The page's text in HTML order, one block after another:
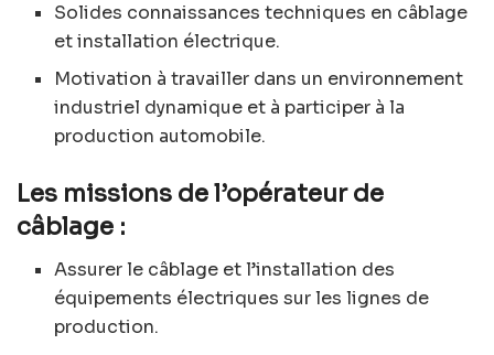
Solides connaissances techniques en câblage
et installation électrique.
Motivation à travailler dans un environnement
industriel dynamique et à participer à la
production automobile.
Les missions de l’opérateur de
câblage :
Assurer le câblage et l’installation des
équipements électriques sur les lignes de
production.